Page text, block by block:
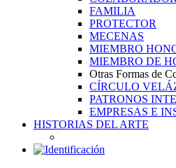
FAMILIA
PROTECTOR
MECENAS
MIEMBRO
MIEMBRO DE
Otras Formas de
CÍRCULO
PATRONOS
EMPRESAS E
HISTORIAS DEL ARTE